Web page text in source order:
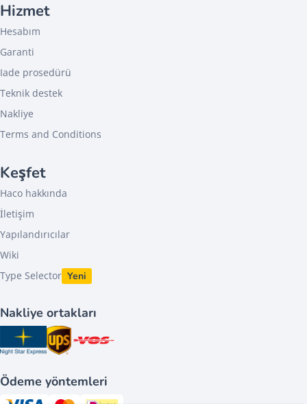
Hizmet
Hesabım
Garanti
Iade prosedürü
Teknik destek
Nakliye
Terms and Conditions
Keşfet
Haco hakkında
İletişim
Yapılandırıcılar
Wiki
Type Selector Yeni
Nakliye ortakları
Ödeme yöntemleri